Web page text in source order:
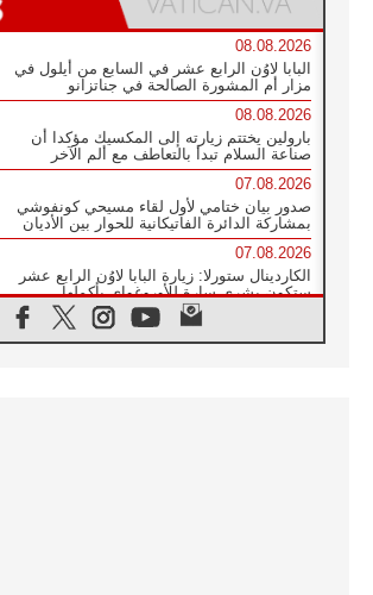
08.08.2026
البابا لاوُن الرابع عشر في السابع من أيلول في
مزار أم المشورة الصالحة في جناتزانو
08.08.2026
بارولين يختتم زيارته إلى المكسيك مؤكدا أن
صناعة السلام تبدأ بالتعاطف مع ألم الآخر
07.08.2026
صدور بيان ختامي لأول لقاء مسيحي كونفوشي
بمشاركة الدائرة الفاتيكانية للحوار بين الأديان
07.08.2026
الكاردينال ستورلا: زيارة البابا لاوُن الرابع عشر
ستكون بشرى سارة للأوروغواي بأكملها
الفاتيكان يعلن برنامج الزيارة الرسولية للبابا لاوُن